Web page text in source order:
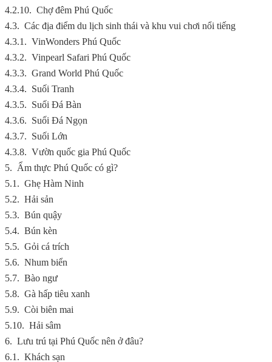
4.2.10. Chợ đêm Phú Quốc
4.3. Các địa điểm du lịch sinh thái và khu vui chơi nổi tiếng
4.3.1. VinWonders Phú Quốc
4.3.2. Vinpearl Safari Phú Quốc
4.3.3. Grand World Phú Quốc
4.3.4. Suối Tranh
4.3.5. Suối Đá Bàn
4.3.6. Suối Đá Ngọn
4.3.7. Suối Lớn
4.3.8. Vườn quốc gia Phú Quốc
5. Ẩm thực Phú Quốc có gì?
5.1. Ghẹ Hàm Ninh
5.2. Hải sản
5.3. Bún quậy
5.4. Bún kèn
5.5. Gỏi cá trích
5.6. Nhum biển
5.7. Bào ngư
5.8. Gà hấp tiêu xanh
5.9. Còi biên mai
5.10. Hải sâm
6. Lưu trú tại Phú Quốc nên ở đâu?
6.1. Khách sạn